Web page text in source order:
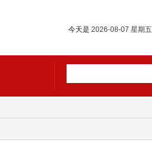
今天是 2026-08-07 星期五